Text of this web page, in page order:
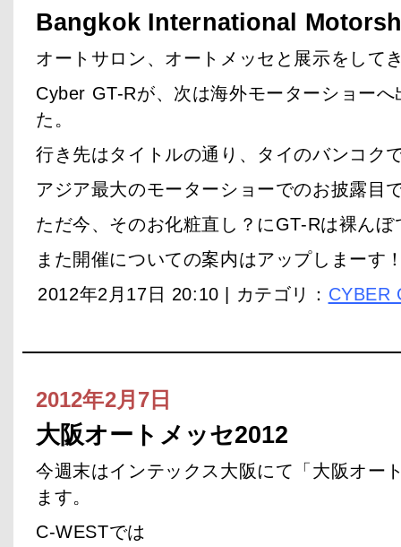
Bangkok International
オートサロン、オートメッセと展示をして
Cyber GT-Rが、次は海外モーターショー
た。
行き先はタイトルの通り、タイのバンコク
アジア最大のモーターショーでのお披露目
ただ今、そのお化粧直し？にGT-Rは裸んぼ
また開催についての案内はアップしまーす
2012年2月17日 20:10 | カテゴリ： CYBER
2012年2月7日
大阪オートメッセ2012
今週末はインテックス大阪にて「大阪オー
ます。
C-WESTでは